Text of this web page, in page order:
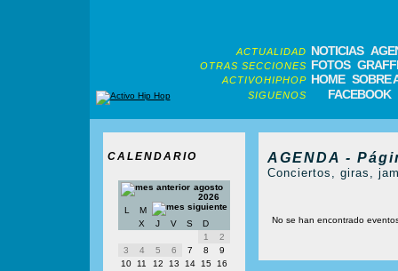
ACTUALIDAD NOTICIAS
OTRAS SECCIONES FOTOS
ACTIVOHIPHOP HOME SOBRE
SIGUENOS FACEBOOK
CALENDARIO
agosto
2026
L
M
X
J V S
D
1
2
3
4 5 6 7 8
9
10
11 12 13 14 15
16
AGENDA -
Conciertos, giras,
No se han encontrado